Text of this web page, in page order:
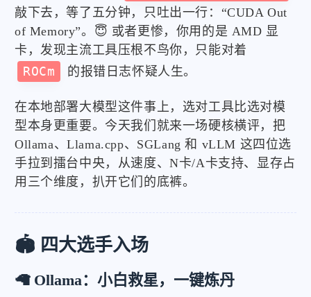
敲下去，等了五分钟，只吐出一行：“CUDA Out
of Memory”。😇 或者更惨，你用的是 AMD 显
卡，发现主流工具压根不鸟你，只能对着
ROCm
的报错日志怀疑人生。
在本地部署大模型这件事上，选对工具比选对模
型本身更重要。今天我们就来一场硬核横评，把
Ollama、Llama.cpp、SGLang 和 vLLM 这四位选
手拉到擂台中央，从速度、N卡/A卡支持、显存占
用三个维度，扒开它们的底裤。
🏟️ 四大选手入场
🦙 Ollama：小白救星，一键炼丹